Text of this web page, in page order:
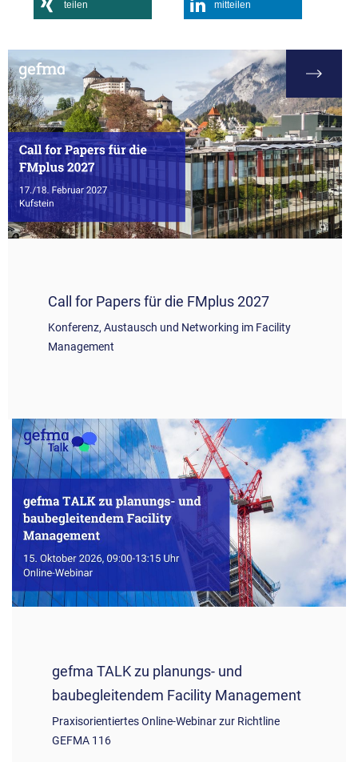
teilen mitteilen
Call for Papers für die FMplus 2027
Konferenz, Austausch und Networking im Facility
Management
gefma TALK zu planungs- und
baubegleitendem Facility Management
Praxisorientiertes Online-Webinar zur Richtline
GEFMA 116